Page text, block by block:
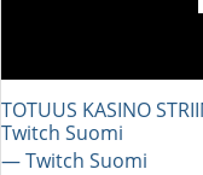
TOTUUS KASINO
Twitch Suomi
― Twitch Suomi